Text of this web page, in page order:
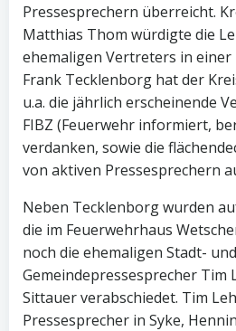
Pressesprechern überreicht.
Matthias Thom würdigte die
ehemaligen Vertreters in einer
Frank Tecklenborg hat der
u.a. die jährlich erscheinende
FIBZ (Feuerwehr informiert,
verdanken, sowie die
von aktiven Pressesprechern
Neben Tecklenborg wurden
die im Feuerwehrhaus
noch die ehemaligen Stadt- und
Gemeindepressesprecher Tim
Sittauer verabschiedet. Tim
Pressesprecher in Syke,